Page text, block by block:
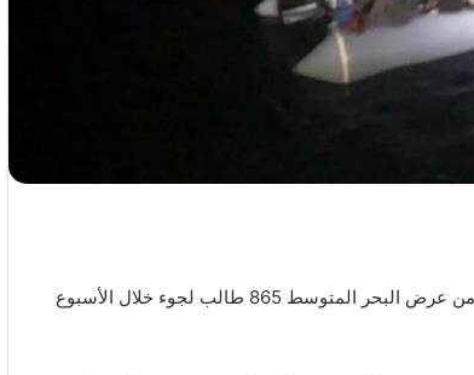
أعلنت المنظمة الدولية للهجرة، الإثنين، أن خفر السواحل الليبي أعاد من عرض البحر المتوسط 865 طالب لجوء خلال الأسبوع